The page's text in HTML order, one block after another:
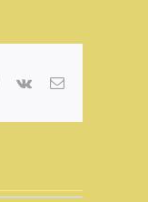
Pinterest
Vk
E-